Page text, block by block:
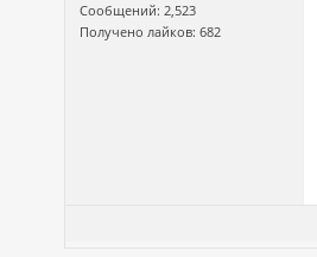
Сообщений: 2,523
Получено лайков: 682